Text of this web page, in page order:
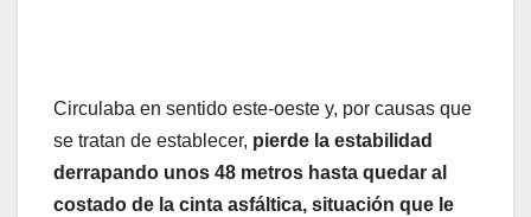
Circulaba en sentido este-oeste y, por causas que
se tratan de establecer, pierde la estabilidad
derrapando unos 48 metros hasta quedar al
costado de la cinta asfáltica, situación que le